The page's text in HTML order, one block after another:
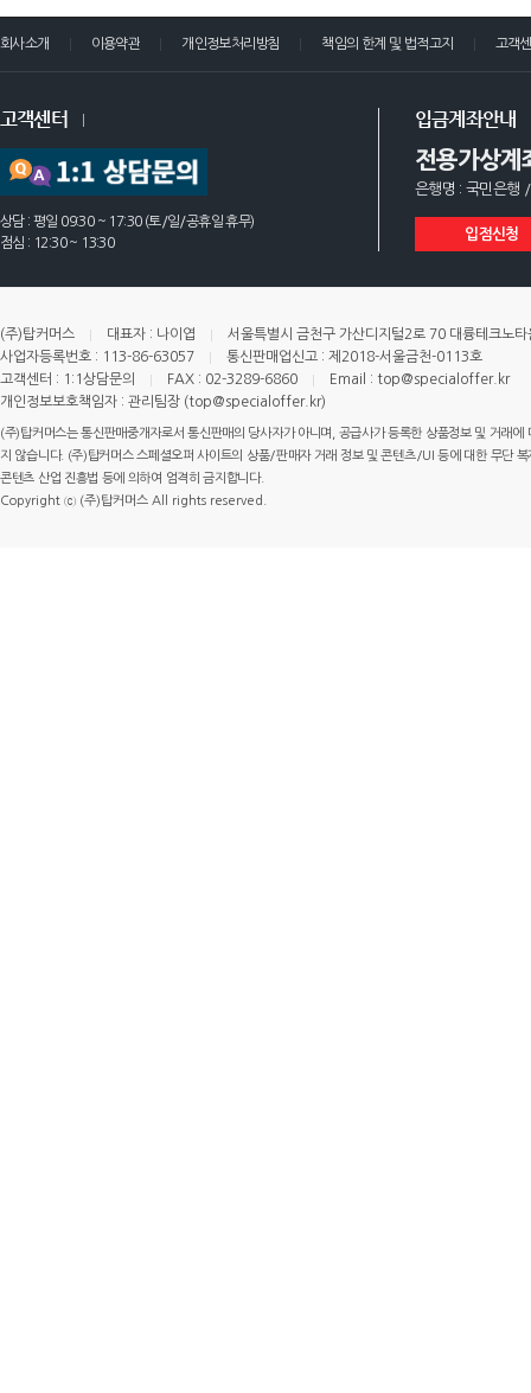
회사소개 이용약관 개인정보처리방침 책임의 한계 및 법적고지 고객
고객센터
상담 : 평일 09:30 ~ 17:30 (토/일/공휴일 휴무)
점심 : 12:30 ~ 13:30
입금계좌안내
전용가상계
은행명 : 국민은행
입점신청
(주)탑커머스 대표자 : 나이엽
서울특별시 금천구 가산디지털2로 70 대륭테크노
사업자등록번호 : 113-86-63057
통신판매업신고 : 제2018-서울금천-0113호
고객센터 : 1:1상담문의
FAX : 02-3289-6860
Email : top@specialoffer.kr
개인정보보호책임자 : 관리팀장 (top@specialoffer.kr)
(주)탑커머스는 통신판매중개자로서 통신판매의 당사자가 아니며, 공급사가 등록한 상품정보 및 거래
지 않습니다. (주)탑커머스 스페셜오퍼 사이트의 상품/판매자 거래 정보 및 콘텐츠/UI 등에 대한 무단
콘텐츠 산업 진흥법 등에 의하여 엄격히 금지합니다.
Copyright ⓒ (주)탑커머스 All rights reserved.